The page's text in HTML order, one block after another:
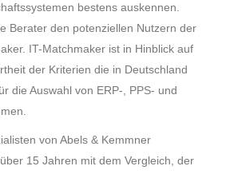
bestens auskennen.
Berater den potenziellen Nutzern der
IT-Matchmaker ist in Hinblick auf
der Kriterien die in Deutschland
die Auswahl von ERP-, PPS- und
von Abels & Kemmner
15 Jahren mit dem Vergleich, der